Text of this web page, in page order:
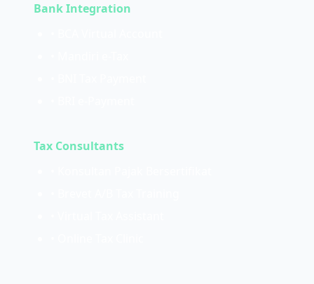
Bank Integration
Tax Consultants